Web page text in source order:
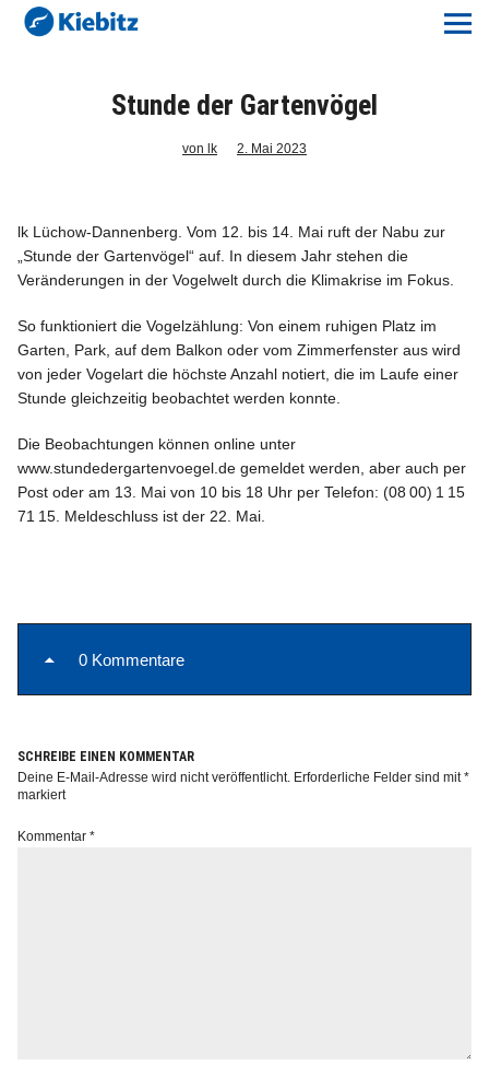
Kiebitz-Online
Aktuelles E-Paper
Anzeigenpreise
Meine Region Online
Elbeflirt
Unser Team
Info
Stunde der Gartenvögel
von lk 2. Mai 2023
lk Lüchow-Dannenberg. Vom 12. bis 14. Mai ruft der Nabu zur
„Stunde der Gartenvögel“ auf. In diesem Jahr stehen die
Veränderungen in der Vogelwelt durch die Klimakrise im Fokus.
So funktioniert die Vogel­zählung: Von einem ruhigen Platz im
Garten, Park, auf dem Balkon oder vom Zimmerfenster aus wird
von jeder Vogelart die höchste Anzahl notiert, die im Laufe einer
Stunde gleichzeitig beobachtet werden konnte.
Die Beobachtungen können online unter
www.stundedergartenvoegel.de gemeldet werden, aber auch per
Post oder am 13. Mai von 10 bis 18 Uhr per Telefon: (08 00) 1 15
71 15. Meldeschluss ist der 22. Mai.
0 Kommentare
SCHREIBE EINEN KOMMENTAR
Deine E-Mail-Adresse wird nicht veröffentlicht. Erforderliche Felder sind mit*
markiert
Kommentar*